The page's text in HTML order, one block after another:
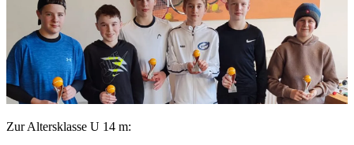
Zur Altersklasse U 14 m: